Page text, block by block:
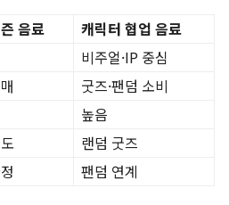
음료
캐릭터 협업 음료
비주얼·IP 중심
굿즈·팬덤 소비
높음
랜덤 굿즈
팬덤 연계